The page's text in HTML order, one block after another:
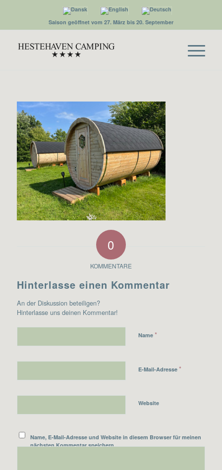
Saison geöffnet vom 27. März bis 20. September
0
KOMMENTARE
Hinterlasse einen Kommentar
An der Diskussion beteiligen?
Hinterlasse uns deinen Kommentar!
Name *
E-Mail-Adresse *
Website
Name, E-Mail-Adresse und Website in diesem Browser für meinen
nächsten Kommentar speichern.